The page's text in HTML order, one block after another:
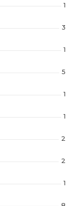
1
3
1
5
1
1
2
2
1